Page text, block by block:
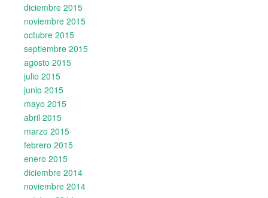
diciembre 2015
noviembre 2015
octubre 2015
septiembre 2015
agosto 2015
julio 2015
junio 2015
mayo 2015
abril 2015
marzo 2015
febrero 2015
enero 2015
diciembre 2014
noviembre 2014